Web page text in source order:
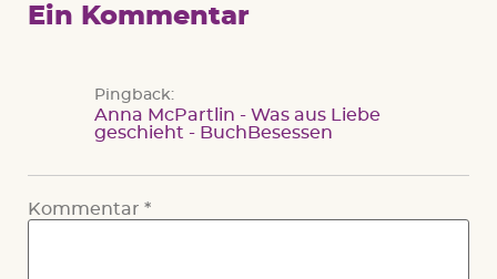
Ein Kommentar
Pingback:
Anna McPartlin - Was aus Liebe
geschieht - BuchBesessen
Kommentar *